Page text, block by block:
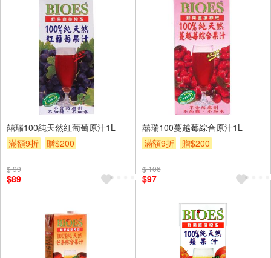
囍瑞100純天然紅葡萄原汁1L
滿額9折
贈$200
$ 99
$89
囍瑞100蔓越莓綜合原汁1L
滿額9折
贈$200
$ 106
$97